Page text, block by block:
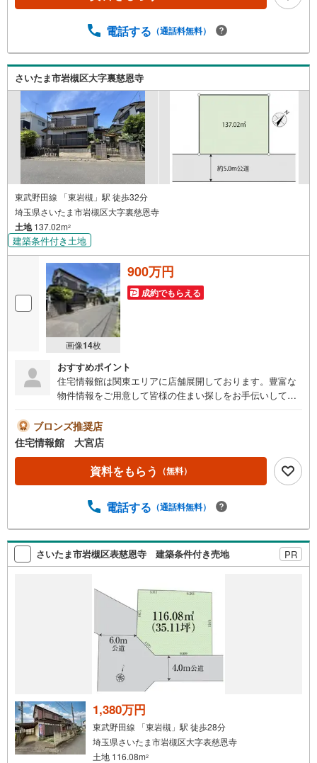
役に立てる空間となっております。キッズスペース・ベビ
電話する （通話料無料）
さいたま市岩槻区大字裏慈恩寺
東武野田線 「東岩槻」駅 徒歩32分
埼玉県さいたま市岩槻区大字裏慈恩寺
土地137.02m2
建築条件付き土地
画像14枚
900万円
成約でもらえる
おすすめポイント
住宅情報館は関東エリアに店舗展開しております。豊富な
物件情報をご用意して皆様の住まい探しをお手伝いしてお
さい。【営業時間 10:00～19:00 火曜・水曜（祝日の場
合は営業いたします）】「資料請求」「内覧」のお問い合
わせは上記時間内ですとスムーズにご対応が可能です。ス
タッフ一同お客様のお問合せをお待ちしております。【住
宅ローン相談会】開催中無理のない住宅ローンの試算やご
りとした資金計画のアドバイスをさせて頂きますので、お
実に努めさせて頂きます。住宅情報館にお越し頂けたら、
物件のご紹介だけではなく、お住まいの疑問、不安、お家
伺いしながら誠心誠意、全力でサポートさせて頂きます。
お客様一人一人に合わせたライフプランのご提案をさせて
いただきます。お気軽にご相談ください。
ブロンズ推奨店
住宅情報館 大宮店
資料をもらう （無料）
電話する （通話料無料）
さいたま市岩槻区表慈恩寺 建築条件付き売地 PR
1,380万円
東武野田線 「東岩槻」駅 徒歩28分
埼玉県さいたま市岩槻区大字表慈恩寺
土地 116.08m2